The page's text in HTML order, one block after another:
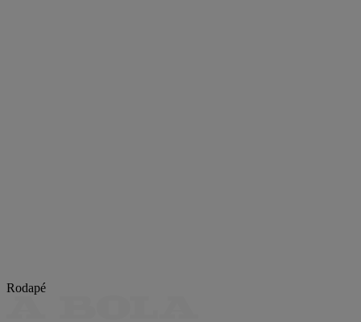
Rodapé